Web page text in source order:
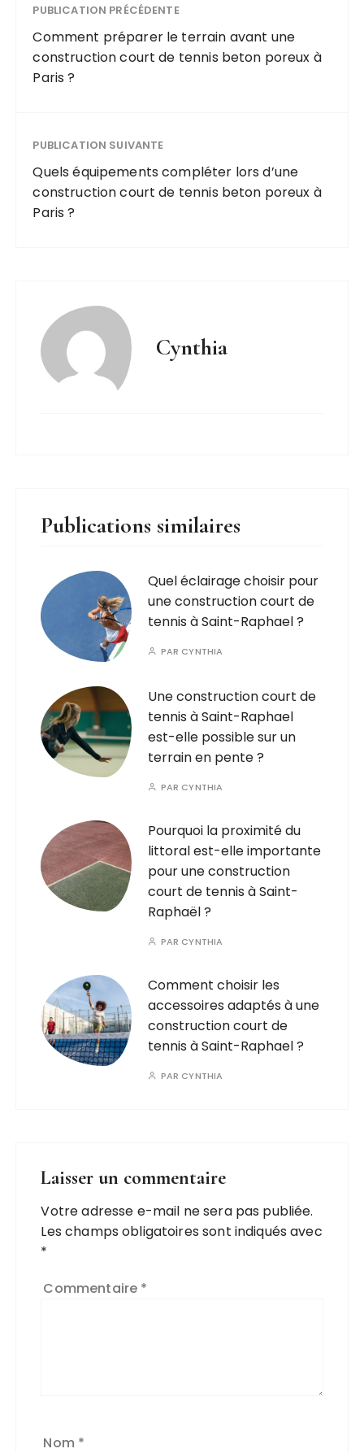
PUBLICATION PRÉCÉDENTE
Comment préparer le terrain avant une
construction court de tennis beton poreux à
Paris ?
PUBLICATION SUIVANTE
Quels équipements compléter lors d’une
construction court de tennis beton poreux à
Paris ?
Cynthia
Publications similaires
Quel éclairage choisir pour
une construction court de
tennis à Saint-Raphael ?
PAR CYNTHIA
Une construction court de
tennis à Saint-Raphael
est-elle possible sur un
terrain en pente ?
PAR CYNTHIA
Pourquoi la proximité du
littoral est-elle importante
pour une construction
court de tennis à Saint-
Raphaël ?
PAR CYNTHIA
Comment choisir les
accessoires adaptés à une
construction court de
tennis à Saint-Raphael ?
PAR CYNTHIA
Laisser un commentaire
Votre adresse e-mail ne sera pas publiée.
Les champs obligatoires sont indiqués avec
*
Commentaire *
Nom *